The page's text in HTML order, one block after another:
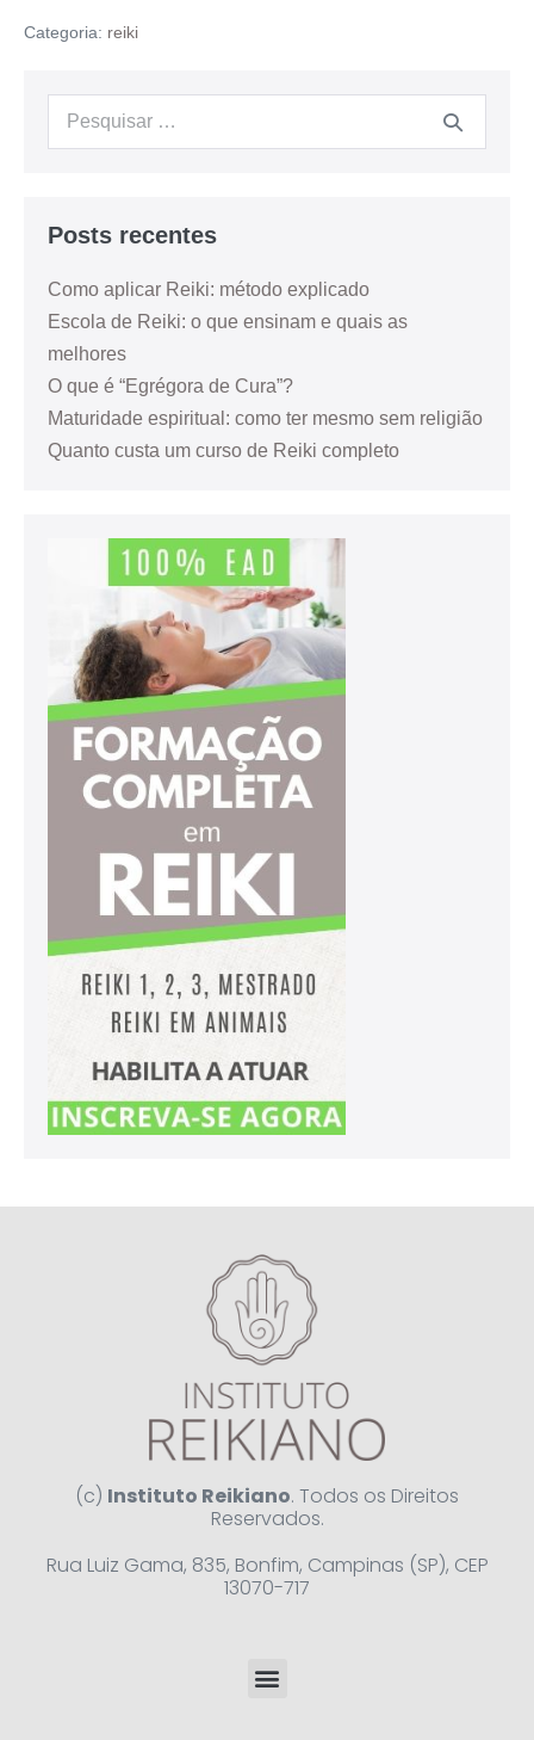
Categoria: reiki
Posts recentes
Como aplicar Reiki: método explicado
Escola de Reiki: o que ensinam e quais as
melhores
O que é “Egrégora de Cura”?
Maturidade espiritual: como ter mesmo sem religião
Quanto custa um curso de Reiki completo
(c) Instituto Reikiano. Todos os Direitos
Reservados.
Rua Luiz Gama, 835, Bonfim, Campinas (SP), CEP
13070-717